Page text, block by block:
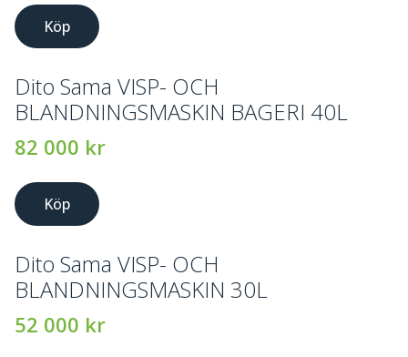
Köp
Dito Sama VISP- OCH
BLANDNINGSMASKIN BAGERI 40L
82 000 kr
Köp
Dito Sama VISP- OCH
BLANDNINGSMASKIN 30L
52 000 kr